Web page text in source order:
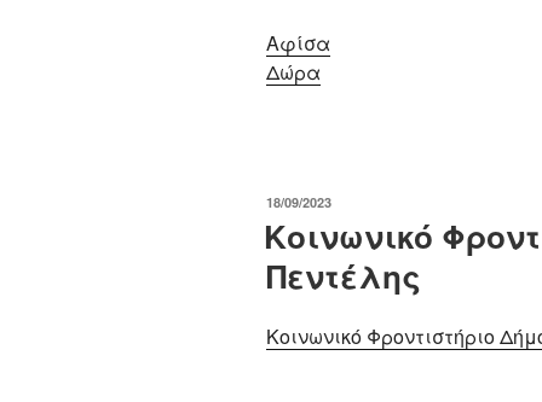
Αφίσα
Δώρα
ΔΗΜΟΣΙΕΎΤΗΚΕ
18/09/2023
Κοινωνικό
Πεντέλης
Κοινωνικό Φροντιστήριο